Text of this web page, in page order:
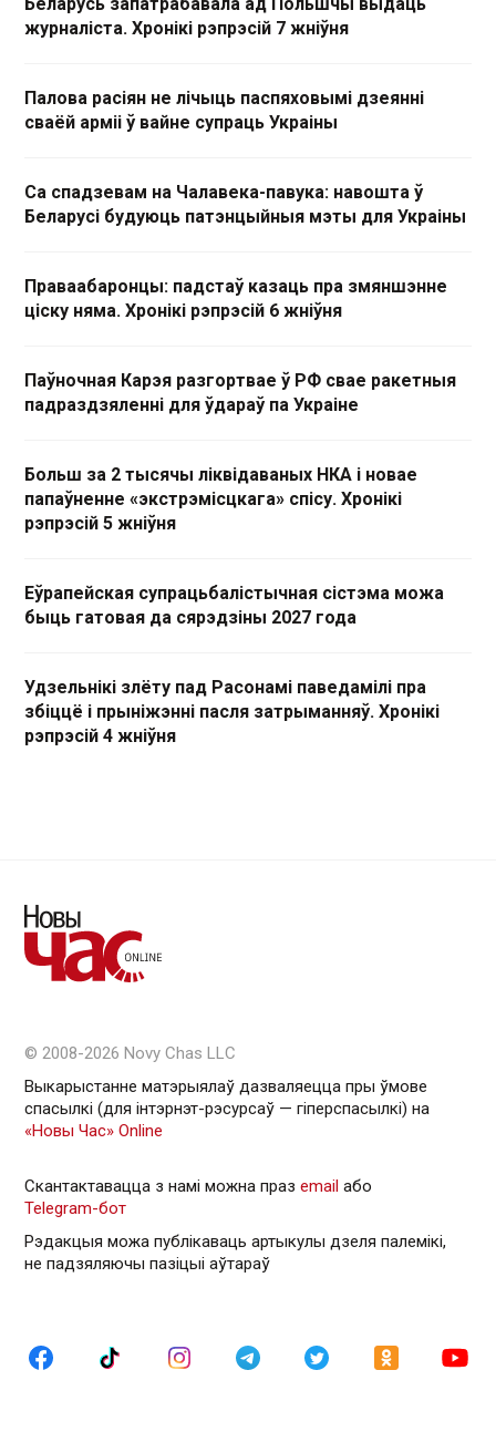
журналіста. Хронікі рэпрэсій 7 жніўня
Палова расіян не лічыць паспяховымі дзеянні
сваёй арміі ў вайне супраць Украіны
Са спадзевам на Чалавека-павука: навошта ў
Беларусі будуюць патэнцыйныя мэты для Украіны
Праваабаронцы: падстаў казаць пра змяншэнне
ціску няма. Хронікі рэпрэсій 6 жніўня
Паўночная Карэя разгортвае ў РФ свае ракетныя
падраздзяленні для ўдараў па Украіне
Больш за 2 тысячы ліквідаваных НКА і новае
папаўненне «экстрэмісцкага» спісу. Хронікі
рэпрэсій 5 жніўня
Еўрапейская супрацьбалістычная сістэма можа
быць гатовая да сярэдзіны 2027 года
Удзельнікі злёту пад Расонамі паведамілі пра
збіццё і прыніжэнні пасля затрыманняў. Хронікі
рэпрэсій 4 жніўня
© 2008-2026 Novy Chas LLC
Выкарыстанне матэрыялаў дазваляецца пры ўмове
спасылкі (для інтэрнэт-рэсурсаў — гiперспасылкi) на
«Новы Час» Online
Скантактавацца з намі можна праз email або
Telegram-бот
Рэдакцыя можа публікаваць артыкулы дзеля палемікі,
не падзяляючы пазіцыі аўтараў